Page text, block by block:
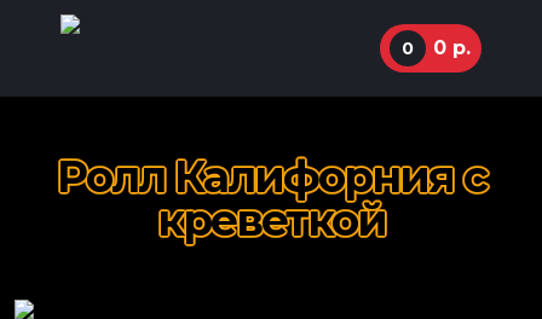
ул. Маркуса, 77
0 0 р.
Ролл Калифорния с
креветкой